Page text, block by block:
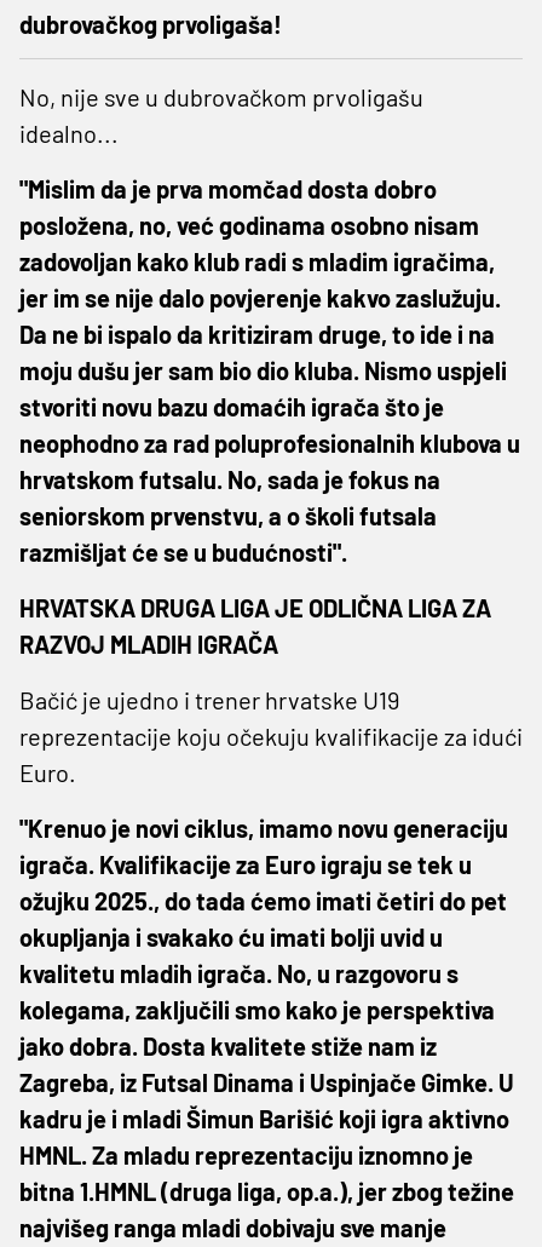
dubrovačkog prvoligaša!
No, nije sve u dubrovačkom prvoligašu
idealno...
"Mislim da je prva momčad dosta dobro
posložena, no, već godinama osobno nisam
zadovoljan kako klub radi s mladim igračima,
jer im se nije dalo povjerenje kakvo zaslužuju.
Da ne bi ispalo da kritiziram druge, to ide i na
moju dušu jer sam bio dio kluba. Nismo uspjeli
stvoriti novu bazu domaćih igrača što je
neophodno za rad poluprofesionalnih klubova u
hrvatskom futsalu. No, sada je fokus na
seniorskom prvenstvu, a o školi futsala
razmišljat će se u budućnosti".
HRVATSKA DRUGA LIGA JE ODLIČNA LIGA ZA
RAZVOJ MLADIH IGRAČA
Bačić je ujedno i trener hrvatske U19
reprezentacije koju očekuju kvalifikacije za idući
Euro.
"Krenuo je novi ciklus, imamo novu generaciju
igrača. Kvalifikacije za Euro igraju se tek u
ožujku 2025., do tada ćemo imati četiri do pet
okupljanja i svakako ću imati bolji uvid u
kvalitetu mladih igrača. No, u razgovoru s
kolegama, zaključili smo kako je perspektiva
jako dobra. Dosta kvalitete stiže nam iz
Zagreba, iz Futsal Dinama i Uspinjače Gimke. U
kadru je i mladi Šimun Barišić koji igra aktivno
HMNL. Za mladu reprezentaciju iznomno je
bitna 1.HMNL (druga liga, op.a.), jer zbog težine
najvišeg ranga mladi dobivaju sve manje